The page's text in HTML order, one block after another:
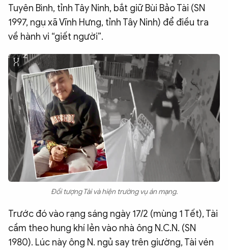
BẠN ĐỌC & CAND
ĐA PHƯƠNG TIỆN
eMagazine
Podcast
Video Ảnh
Infographic
Chuyên trangAn ninh thế giới Văn nghệ Công an
Chuyên đề
Tuyên Bình, tỉnh Tây Ninh, bắt giữ Bùi Bảo Tài (SN
1997, ngụ xã Vĩnh Hưng, tỉnh Tây Ninh) để điều tra
về hành vi “giết người”.
Đối tượng Tài và hiện trường vụ án mạng.
Trước đó vào rạng sáng ngày 17/2 (mùng 1 Tết), Tài
cầm theo hung khí lẻn vào nhà ông N.C.N. (SN
1980). Lúc này ông N. ngủ say trên giường, Tài vén